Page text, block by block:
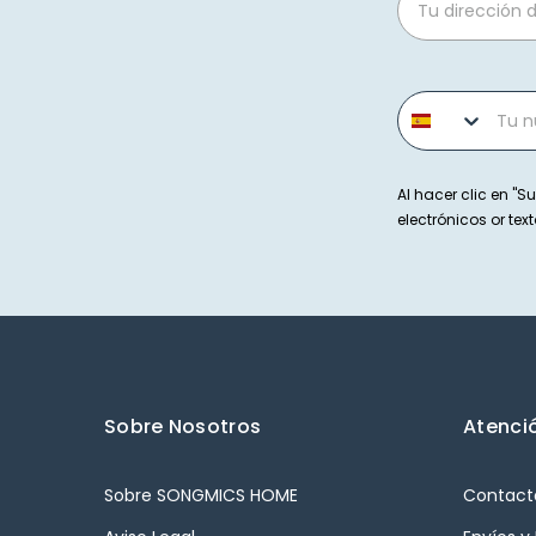
Phone number
Al hacer clic en
electrónicos or
Sobre Nosotros
Sobre SONGMICS HOME